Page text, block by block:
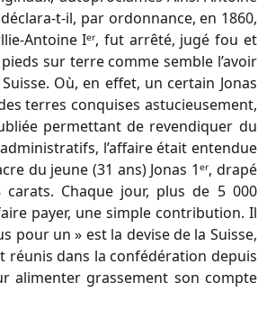
t-il, par ordonnance, en 1860,
Antoine Iᵉʳ, fut arrêté, jugé fou et
sur terre comme semble l’avoir
Où, en effet, un certain Jonas
terres conquises astucieusement,
permettant de revendiquer du
l’affaire était entendue
du jeune (31 ans) Jonas 1ᵉʳ, drapé
Chaque jour, plus de 5 000
payer, une simple contribution. Il
pour un » est la devise de la Suisse,
réunis dans la confédération depuis
alimenter grassement son compte